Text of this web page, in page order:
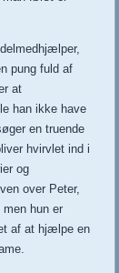
pung fuld af
at
han ikke have
en truende
hvirvlet ind i
og
over Peter,
hun er
af at hjælpe en